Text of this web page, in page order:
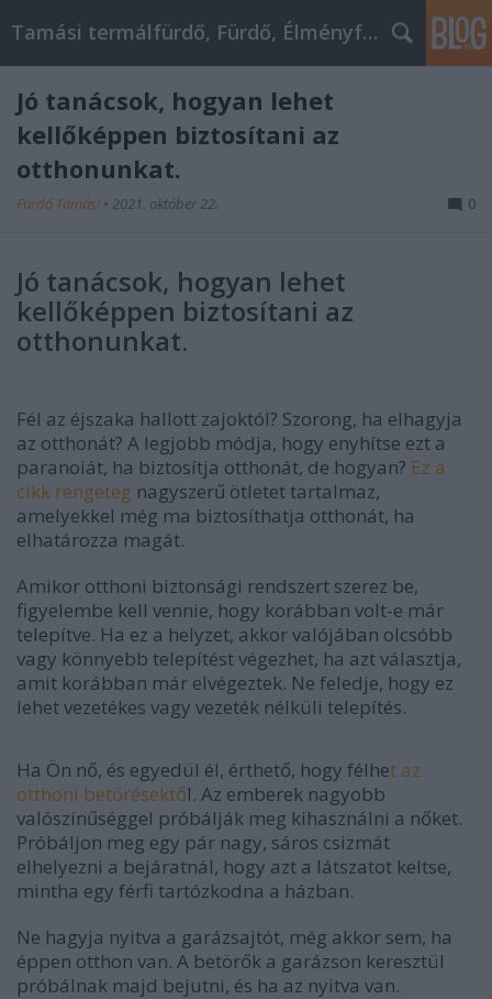
Tamási termálfürdő, Fürdő, Élményfürdő
Jó tanácsok, hogyan lehet
kellőképpen biztosítani az
otthonunkat.
Fürdő Tamási • 2021. október 22. 0
Jó tanácsok, hogyan lehet
kellőképpen biztosítani az
otthonunkat.
Fél az éjszaka hallott zajoktól? Szorong, ha elhagyja
az otthonát? A legjobb módja, hogy enyhítse ezt a
paranoiát, ha biztosítja otthonát, de hogyan? Ez a
cikk rengeteg nagyszerű ötletet tartalmaz,
amelyekkel még ma biztosíthatja otthonát, ha
elhatározza magát.
Amikor otthoni biztonsági rendszert szerez be,
figyelembe kell vennie, hogy korábban volt-e már
telepítve. Ha ez a helyzet, akkor valójában olcsóbb
vagy könnyebb telepítést végezhet, ha azt választja,
amit korábban már elvégeztek. Ne feledje, hogy ez
lehet vezetékes vagy vezeték nélküli telepítés.
Ha Ön nő, és egyedül él, érthető, hogy félhet az
otthoni betörésektől. Az emberek nagyobb
valószínűséggel próbálják meg kihasználni a nőket.
Próbáljon meg egy pár nagy, sáros csizmát
elhelyezni a bejáratnál, hogy azt a látszatot keltse,
mintha egy férfi tartózkodna a házban.
Ne hagyja nyitva a garázsajtót, még akkor sem, ha
éppen otthon van. A betörők a garázson keresztül
próbálnak majd bejutni, és ha az nyitva van.